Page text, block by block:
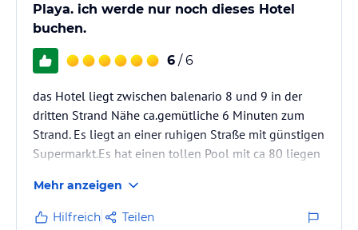
Playa. ich werde nur noch dieses Hotel
buchen.
6 / 6
das Hotel liegt zwischen balenario 8 und 9 in der
dritten Strand Nähe ca.gemütliche 6 Minuten zum
Strand. Es liegt an einer ruhigen Straße mit günstigen
Supermarkt.Es hat einen tollen Pool mit ca 80 liegen
gibt immer eine Liege im Schatten oder in der Sonne
und es werden auch keine Liegen reserviert darauf
Mehr anzeigen
Hilfreich Teilen